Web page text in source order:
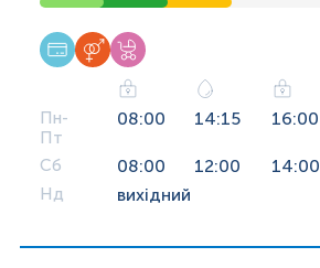
Пн-
Пт
08:00 14:15 16:00
Сб 08:00 12:00 14:00
Нд вихідний